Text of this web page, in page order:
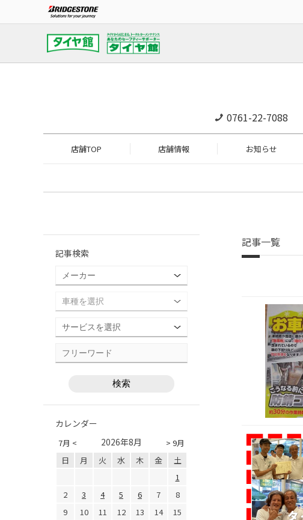
0761-22-7088
店舗TOP 店舗情報 お知らせ
記事一覧
記事検索
カレンダー
7月 < > 9月
2026年8月
日 月 火 水 木 金
土
1
2
3 4 5 6 7
8
9
10 11 12 13 14
15